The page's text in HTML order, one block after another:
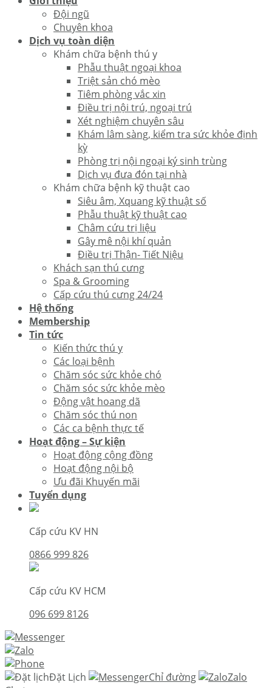
Đội ngũ
Chuyên khoa
Dịch vụ toàn diện
Khám chữa bệnh thú y
Phẫu thuật ngoại khoa
Triệt sản chó mèo
Tiêm phòng vắc xin
Điều trị nội trú, ngoại trú
Xét nghiệm chuyên sâu
Khám lâm sàng, kiểm tra sức khỏe định
kỳ
Phòng trị nội ngoại ký sinh trùng
Dịch vụ đưa đón tại nhà
Khám chữa bệnh kỹ thuật cao
Siêu âm, Xquang kỹ thuật số
Phẫu thuật kỹ thuật cao
Châm cứu trị liệu
Gây mê nội khí quản
Điều trị Thận- Tiết Niệu
Khách sạn thú cưng
Spa & Grooming
Cấp cứu thú cưng 24/24
Hệ thống
Membership
Tin tức
Kiến thức thú y
Các loại bệnh
Chăm sóc sức khỏe chó
Chăm sóc sức khỏe mèo
Động vật hoang dã
Chăm sóc thú non
Các ca bệnh thực tế
Hoạt động – Sự kiện
Hoạt động cộng đồng
Hoạt động nội bộ
Ưu đãi Khuyến mãi
Tuyển dụng
Cấp cứu KV HN
0866 999 826
Cấp cứu KV HCM
096 699 8126
Đặt Lịch Chỉ đường
Zalo